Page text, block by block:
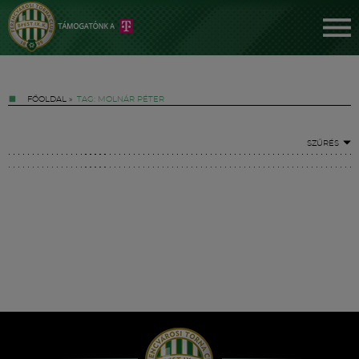
FŐOLDAL » TAG: MOLNÁR PÉTER
SZŰRÉS
Hírek